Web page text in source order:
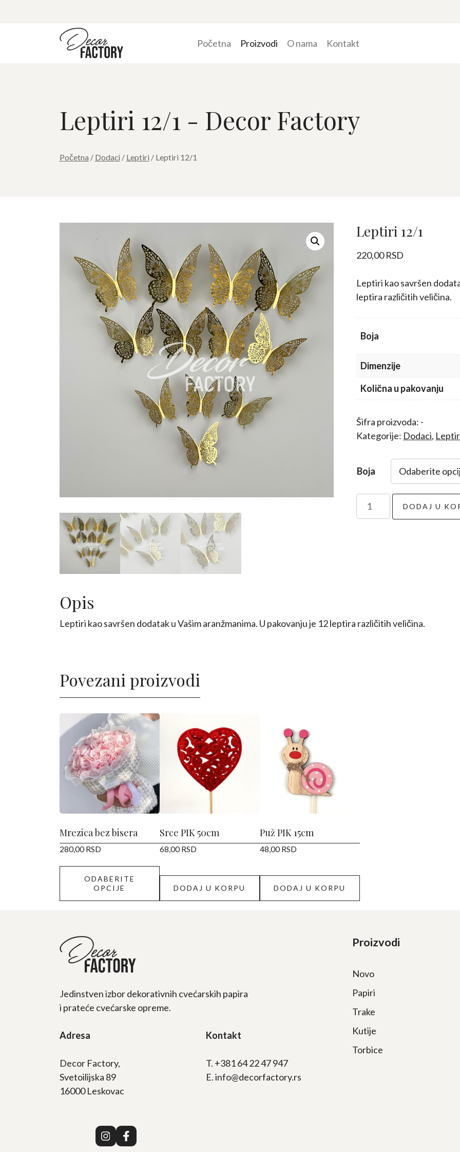
Početna Proizvodi O nama Kontakt
Leptiri 12/1 - Decor Factory
Početna / Dodaci / Leptiri / Leptiri 12/1
Leptiri 12/1
220,00RSD
Leptiri kao savršen
leptira različitih veličina.
Boja
Dimenzije
Količna u pakovanju
Šifra proizvoda: -
Kategorije: Dodaci,
Boja
DODAJ U
Opis
Leptiri kao savršen dodatak u Vašim aranžmanima. U pakovanju je 12 leptira različitih veličina.
Povezani proizvodi
Mrezica bez bisera
280,00 RSD
ODABERITE
OPCIJE
proizvod
ima
više
varijanti.
Opcije
biti
izabrane
na
Srce PIK 50cm
68,00 RSD
DODAJ U KORPU
Puž PIK 15cm
48,00 RSD
DODAJ U KORPU
Proizvodi
Novo
Papiri
Trake
Kutije
Torbice
Jedinstven izbor dekorativnih cvećarskih papira
i prateće cvećarske opreme.
Adresa
Decor Factory,
Svetoilijska 89
16000 Leskovac
Kontakt
T. +381 64 22 47 947
E. info@decorfactory.rs